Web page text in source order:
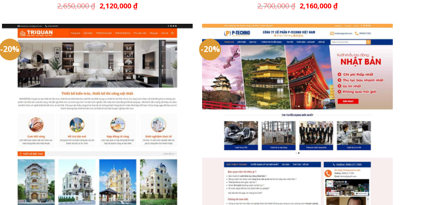
2,650,000₫ 2,120,000₫
2,700,000₫ 2,160,000₫
-20% -20%